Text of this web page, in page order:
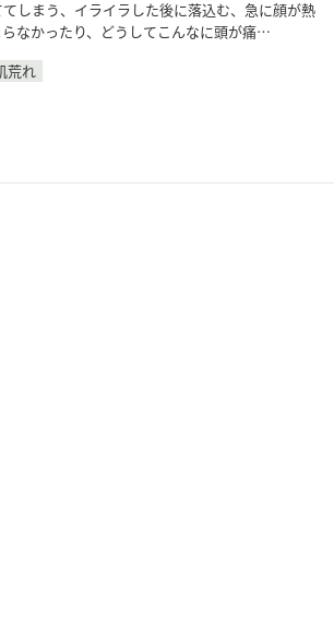
しまう、イライラした後に落込む、急に顔が熱
なかったり、どうしてこんなに頭が痛…
荒れ